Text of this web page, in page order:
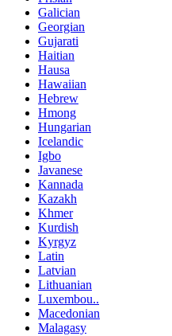
Galician
Georgian
Gujarati
Haitian
Hausa
Hawaiian
Hebrew
Hmong
Hungarian
Icelandic
Igbo
Javanese
Kannada
Kazakh
Khmer
Kurdish
Kyrgyz
Latin
Latvian
Lithuanian
Luxembou..
Macedonian
Malagasy